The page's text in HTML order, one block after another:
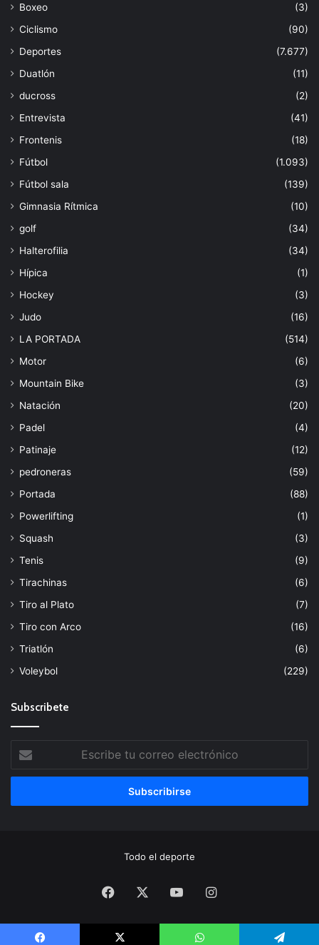
Boxeo
(3)
Ciclismo
(90)
Deportes
(7.677)
Duatlón
(11)
ducross
(2)
Entrevista
(41)
Frontenis
(18)
Fútbol
(1.093)
Fútbol sala
(139)
Gimnasia Rítmica
(10)
golf
(34)
Halterofilia
(34)
Hípica
(1)
Hockey
(3)
Judo
(16)
LA PORTADA
(514)
Motor
(6)
Mountain Bike
(3)
Natación
(20)
Padel
(4)
Patinaje
(12)
pedroneras
(59)
Portada
(88)
Powerlifting
(1)
Squash
(3)
Tenis
(9)
Tirachinas
(6)
Tiro al Plato
(7)
Tiro con Arco
(16)
Triatlón
(6)
Voleybol
(229)
Subscribete
tu
correo
Todo el deporte
Facebook YouTubeInstagram